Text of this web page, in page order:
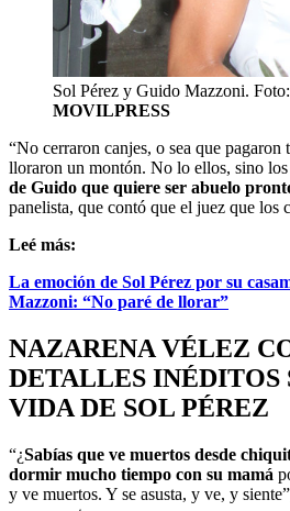
Sol Pérez y Guido Mazzoni.
MOVILPRESS
“No cerraron canjes, o sea que
lloraron un montón. No lo ellos, sino los
de Guido que quiere ser abuelo
panelista, que contó que el juez que los
Leé más:
La emoción de Sol Pérez por su
Mazzoni: “No paré de llorar”
NAZARENA VÉLEZ
DETALLES INÉDITOS
VIDA DE SOL PÉREZ
“¿Sabías que ve muertos desde
dormir mucho tiempo con su mamá
y ve muertos. Y se asusta, y ve, y